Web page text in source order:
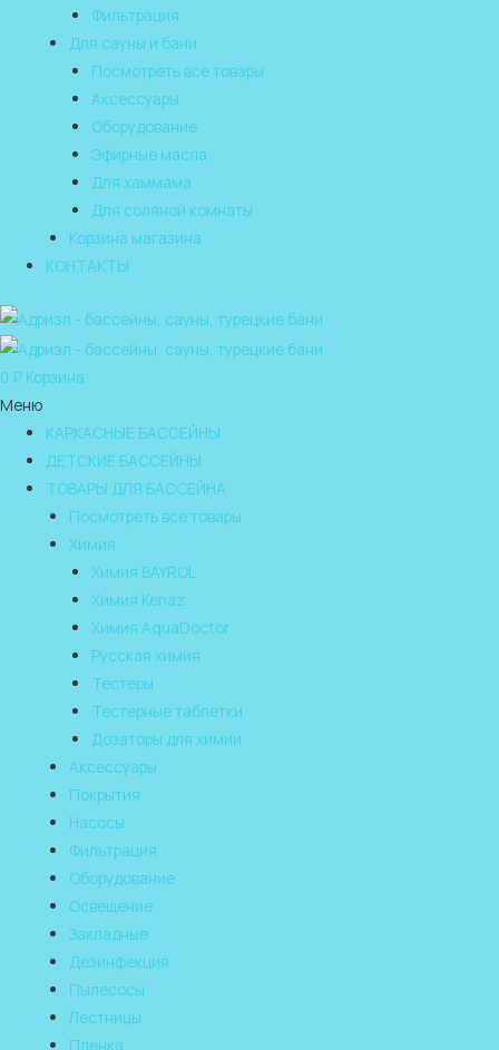
Фильтрация
Для сауны и бани
Посмотреть все товары
Аксессуары
Оборудование
Эфирные масла
Для хаммама
Для соляной комнаты
Корзина магазина
КОНТАКТЫ
0 ₽ Корзина
Меню
КАРКАСНЫЕ БАССЕЙНЫ
ДЕТСКИЕ БАССЕЙНЫ
ТОВАРЫ ДЛЯ БАССЕЙНА
Посмотреть все товары
Химия
Химия BAYROL
Химия Kenaz
Химия AquaDoctor
Русская химия
Тестеры
Тестерные таблетки
Дозаторы для химии
Аксессуары
Покрытия
Насосы
Фильтрация
Оборудование
Освещение
Закладные
Дезинфекция
Пылесосы
Лестницы
Пленка